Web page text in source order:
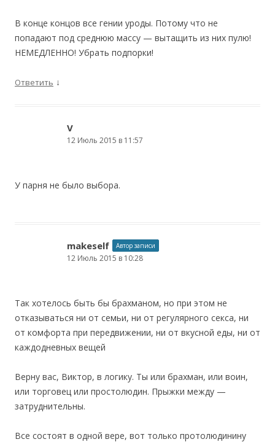
В конце концов все гении уроды. Потому что не
попадают под среднюю массу — вытащить из них пулю!
НЕМЕДЛЕННО! Убрать подпорки!
Ответить ↓
V
12 Июль 2015 в 11:57
У парня не было выбора.
makeself Автор записи
12 Июль 2015 в 10:28
Так хотелось быть бы брахманом, но при этом не
отказываться ни от семьи, ни от регулярного секса, ни
от комфорта при передвижении, ни от вкусной еды, ни от
каждодневных вещей
Верну вас, Виктор, в логику. Ты или брахман, или воин,
или торговец или простолюдин. Прыжки между —
затруднительны.
Все состоят в одной вере, вот только протолюдинину